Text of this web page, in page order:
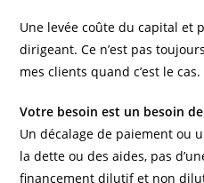
Une levée coûte du capital et
dirigeant. Ce n’est pas
mes clients quand c’est le cas.
Votre besoin est un besoin
Un décalage de paiement ou
la dette ou des aides, pas
financement dilutif et non